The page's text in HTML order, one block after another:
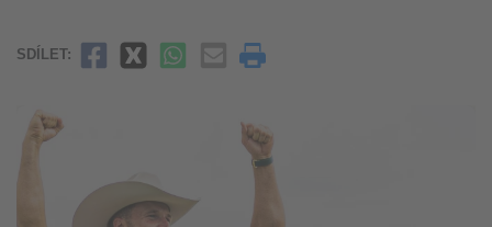
SDÍLET:
Používání profilů pro výběr
Měření výkonu reklam
Porozumění publiku prostřednictvím